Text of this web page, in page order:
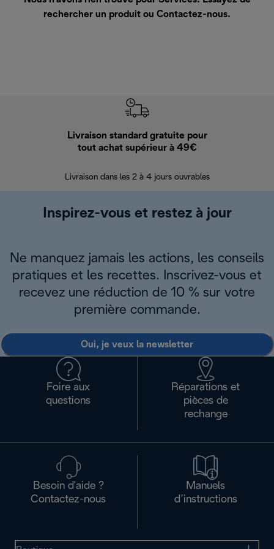
rechercher un produit ou Contactez-nous.
Livraison standard gratuite pour
tout achat supérieur à 49€
Livraison dans les 2 à 4 jours ouvrables
Inspirez-vous et restez à jour
Ne manquez jamais les actions, les conseils
pratiques et les recettes. Inscrivez-vous et
recevez une réduction de 10 % sur votre
première commande.
Oui, je veux la newsletter
Foire aux
questions
Réparations et
pièces de
rechange
Besoin d'aide ?
Contactez-nous
Manuels
d’instructions